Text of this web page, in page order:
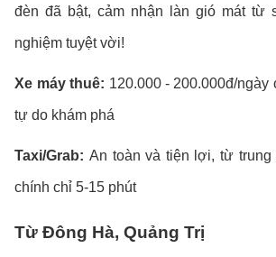
đèn đã bật, cảm nhận làn gió mát từ
nghiệm tuyệt vời!
Xe máy thuê: 120.000 - 200.000đ/
tự do khám phá
Taxi/Grab: An toàn và tiện lợi, từ trung
chính chỉ 5-15 phút
Từ Đông Hà, Quảng Trị